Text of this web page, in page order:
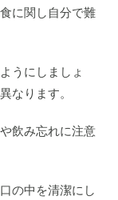
に関し自分で難
うにしましょ
なります。
飲み忘れに注意
の中を清潔にし